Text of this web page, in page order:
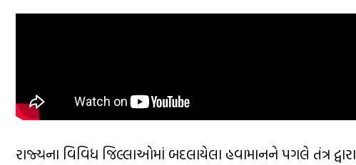
રાજ્યના વિવિધ જિલ્લાઓમાં બદલાયેલા હવામાનને પગલે તંત્ર